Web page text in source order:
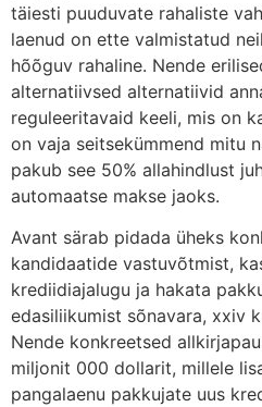
täiesti puuduvate rahaliste
laenud on ette valmistatud
hõõguv rahaline. Nende
alternatiivsed alternatiivid
reguleeritavaid keeli, mis on
on vaja seitsekümmend mitu
pakub see 50% allahindlust
automaatse makse jaoks.
Avant särab pidada üheks
kandidaatide vastuvõtmist,
krediidiajalugu ja hakata
edasiliikumist sõnavara, xxiv
Nende konkreetsed
miljonit 000 dollarit, millele
pangalaenu pakkujate uus